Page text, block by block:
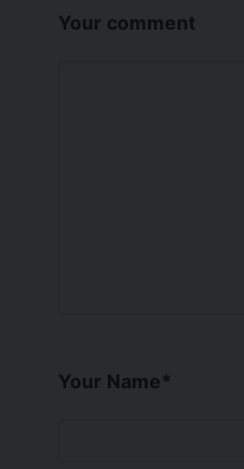
Your comment
Your Name*